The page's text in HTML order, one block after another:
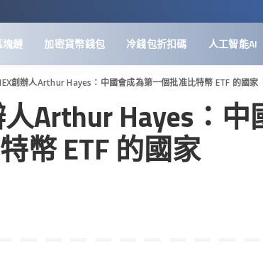
塊鏈 加密貨幣錢包 冷錢包折扣碼 人工智能AI
創辦人Arthur Hayes：中國會成為第一個批准比特幣 ETF 的國家
Arthur Hayes：
幣 ETF 的國家